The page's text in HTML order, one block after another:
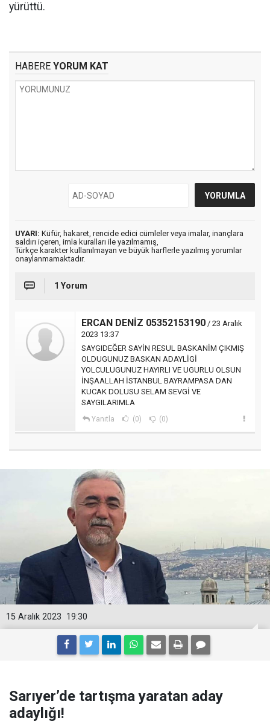
yürüttü.
HABERE YORUM KAT
UYARI: Küfür, hakaret, rencide edici cümleler veya imalar, inançlara
saldırı içeren, imla kuralları ile yazılmamış,
Türkçe karakter kullanılmayan ve büyük harflerle yazılmış yorumlar
onaylanmamaktadır.
1 Yorum
ERCAN DENİZ 05352153190 / 23 Aralık
2023 13:37
SAYGIDEĞER SAYİN RESUL BASKANİM ÇIKMIŞ
OLDUGUNUZ BASKAN ADAYLİGİ
YOLCULUGUNUZ HAYIRLI VE UGURLU OLSUN
İNŞAALLAH İSTANBUL BAYRAMPASA DAN
KUCAK DOLUSU SELAM SEVGİ VE
SAYGILARIMLA
Yanıtla (0) (0)
19:30
15 Aralık 2023
Sarıyer’de tartışma yaratan aday
adaylığı!